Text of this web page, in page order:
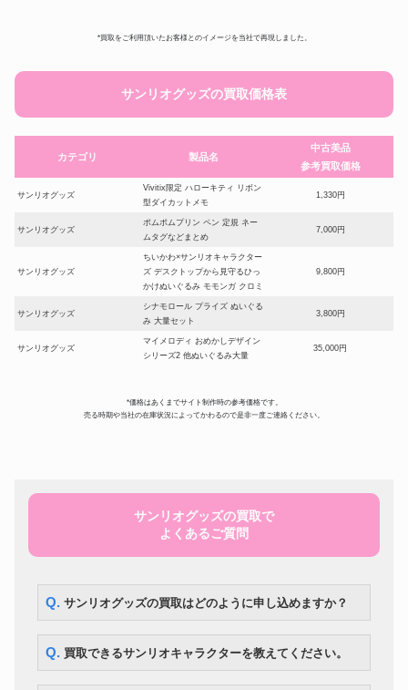
*買取をご利用頂いたお客様とのイメージを当社で再現しました。
サンリオグッズの買取価格表
カテゴリ 製品名
中古美品
参考買取価格
サンリオグッズ
Vivitix限定 ハローキティ リボン
型ダイカットメモ
1,330円
サンリオグッズ
ポムポムプリン ペン 定規 ネー
ムタグなどまとめ
7,000円
サンリオグッズ
ちいかわ×サンリオキャラクター
ズ デスクトップから見守るひっ
かけぬいぐるみ モモンガ クロミ
9,800円
サンリオグッズ
シナモロール プライズ ぬいぐる
み 大量セット
3,800円
サンリオグッズ
マイメロディ おめかしデザイン
シリーズ2 他ぬいぐるみ大量
35,000円
ソフビドール お洋服セットまと
ァミコンソフト 箱・説明書付
レトロサンリオ けろけろけろっ
ぴ 食器 マグカップ 茶碗 グラス
サンリオグッズ
ぐでたま たまごっち カバーセッ
2,800円
サンリオグッズ
ご当地キティ シャープペン ボ
ールペン 大量
5,070円
*価格はあくまでサイト制作時の参考価格です。
売る時期や当社の在庫状況によってかわるので是非一度ご連絡ください。
サンリオグッズの買取で
よくあるご質問
Q. サンリオグッズの買取はどのように申し込めますか？
Q. 買取できるサンリオキャラクターを教えてください。